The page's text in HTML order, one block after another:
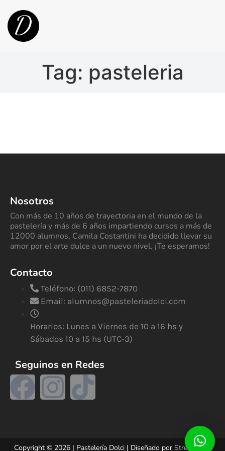
Tag: pasteleria
Nosotros
Con más de 10 años de trayectoria en el mundo de la
pastelería y más de 6 años impartiendo cursos a más de
12000 alumnos, Camila Costantini ha decidido llevar su
amor por el arte dulce a un nuevo nivel. ¡Te esperamos!
Contacto
Teléfono: (011) 6852-7870
Email: alumnos@pasteleriadolci.com
Horarios: Lunes a Viernes de 10 a 16 hs y
Sábados 10 a 15 hs (UTC-3)
Seguinos en Redes
Copyright © 2026 | Pastelería Dolci | Diseñado por StreetSud –